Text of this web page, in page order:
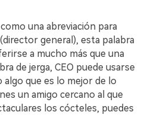
una abreviación para
general), esta palabra
a mucho más que una
de jerga, CEO puede usarse
algo que es lo mejor de lo
un amigo cercano al que
los cócteles, puedes